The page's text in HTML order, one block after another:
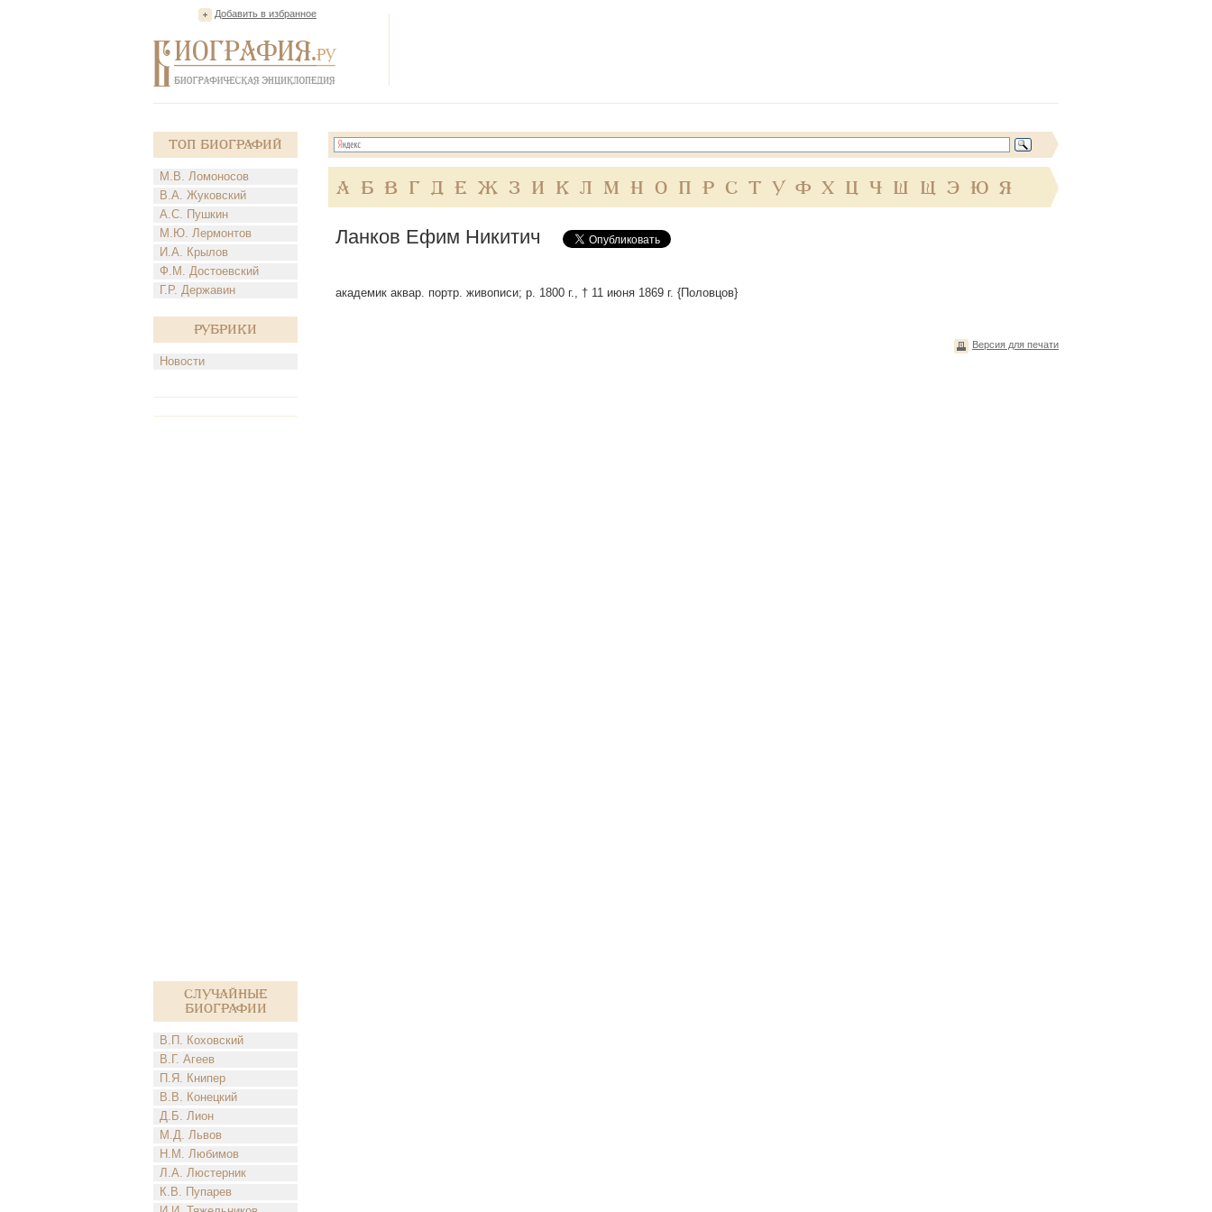
Добавить в избранное
Топ Биографий
М.В. Ломоносов
В.А. Жуковский
А.С. Пушкин
М.Ю. Лермонтов
И.А. Крылов
Ф.М. Достоевский
Г.Р. Державин
Рубрики
Новости
Случайные
биографии
В.П. Коховский
В.Г. Агеев
П.Я. Книпер
В.В. Конецкий
Д.Б. Лион
М.Д. Львов
Н.М. Любимов
Л.А. Люстерник
К.В. Пупарев
А Б В Г Д Е Ж З И К Л М Н О П Р С Т У Ф Х Ц Ч Ш Щ Э Ю Я
Ланков Ефим Никитич
академик аквар. портр. живописи; р. 1800 г., † 11 июня 1869 г. {Половцов}
Версия для печати